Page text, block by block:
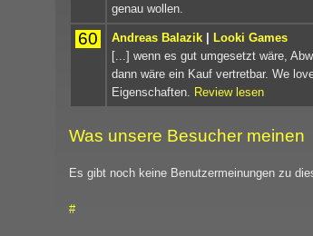
genau wollen.
60 Andreas Balazik | Looki Games
[...] wenn es gut umgesetzt wäre,
dann wäre ein Kauf vertretbar. We
Eigenschaften. Review lesen
Was unsere Besucher meinen
Es gibt noch keine Benutzermeinungen zu
#